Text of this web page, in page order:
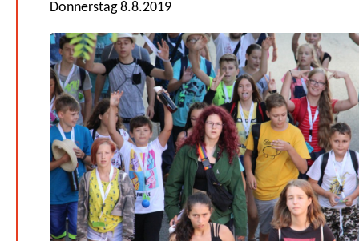
Donnerstag 8.8.2019